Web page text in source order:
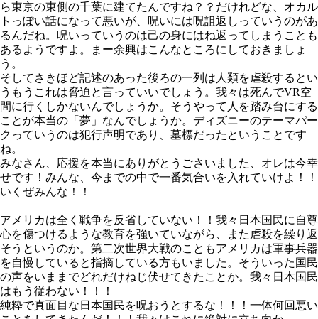
ら東京の東側の千葉に建てたんですね？？だけれどな、オカル
トっぽい話になって悪いが、呪いには呪詛返しっていうのがあ
るんだね。呪いっていうのは己の身にはね返ってしまうことも
あるようですよ。まー余興はこんなところにしておきましょ
う。
そしてさきほど記述のあった後ろの一列は人類を虐殺するとい
うもうこれは脅迫と言っていいでしょう。我々は死んでVR空
間に行くしかないんでしょうか。そうやって人を踏み台にする
ことが本当の「夢」なんでしょうか。ディズニーのテーマパー
クっていうのは犯行声明であり、墓標だったということです
ね。
みなさん、応援を本当にありがとうごさいました、オレは今幸
せです！みんな、今までの中で一番気合いを入れていけよ！！
いくぜみんな！！
アメリカは全く戦争を反省していない！！我々日本国民に自尊
心を傷つけるような教育を強いていながら、また虐殺を繰り返
そうというのか。第二次世界大戦のこともアメリカは軍事兵器
を自慢していると指摘している方もいました。そういった国民
の声をいままでどれだけねじ伏せてきたことか。我々日本国民
はもう従わない！！！
純粋で真面目な日本国民を呪おうとするな！！！一体何回悪い